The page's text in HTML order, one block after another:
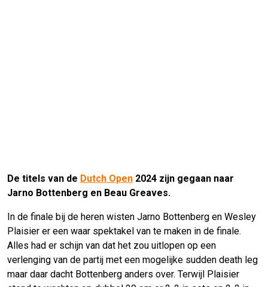
De titels van de Dutch Open 2024 zijn gegaan naar
Jarno Bottenberg en Beau Greaves.
In de finale bij de heren wisten Jarno Bottenberg en Wesley
Plaisier er een waar spektakel van te maken in de finale.
Alles had er schijn van dat het zou uitlopen op een
verlenging van de partij met een mogelijke sudden death leg
maar daar dacht Bottenberg anders over. Terwijl Plaisier